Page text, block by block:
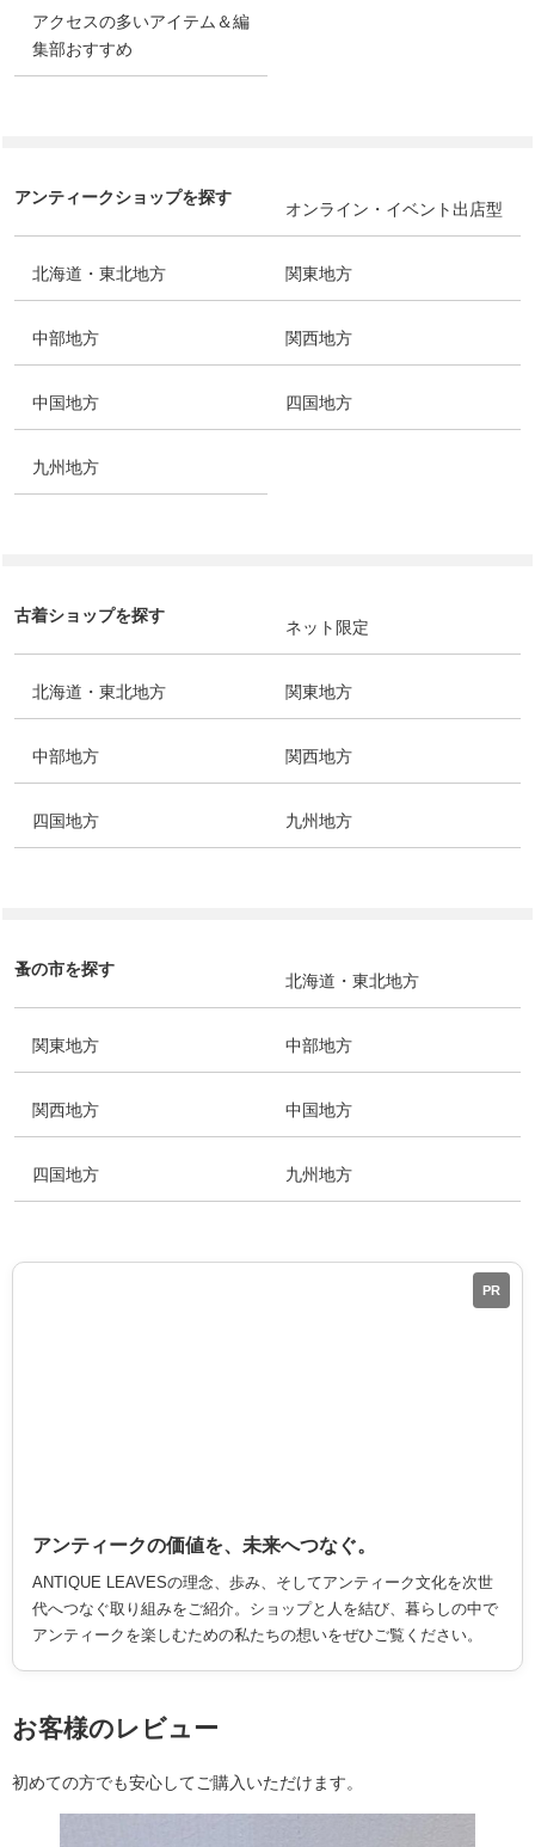
アクセスの多いアイテム＆編
集部おすすめ
アンティークショップを探す
オンライン・イベント出店型
北海道・東北地方 関東地方
中部地方 関西地方
中国地方 四国地方
九州地方
古着ショップを探す
ネット限定
北海道・東北地方 関東地方
中部地方 関西地方
四国地方 九州地方
蚤の市を探す
北海道・東北地方
関東地方 中部地方
関西地方 中国地方
四国地方 九州地方
PR
アンティークの価値を、未来へつなぐ。
ANTIQUE LEAVESの理念、歩み、そしてアンティーク文化を次世
代へつなぐ取り組みをご紹介。ショップと人を結び、暮らしの中で
アンティークを楽しむための私たちの想いをぜひご覧ください。
お客様のレビュー
初めての方でも安心してご購入いただけます。